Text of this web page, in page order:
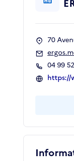
70
04 99
https://